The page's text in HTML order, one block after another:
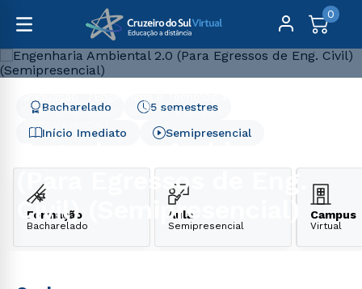
0
Engenharia Ambiental 2.0 (Para Egressos de Eng. Civil)
(Para Egressos de Eng.
Civil) (Semipresencial)
Início Imediato
5 semestres
Bacharelado
Semipresencial
Formação
Bacharelado
Aula
Semipresencial
Campus
Virtual